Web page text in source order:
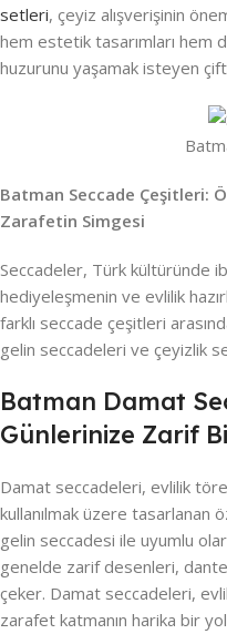
setleri, çeyiz alışverişinin
hem estetik tasarımları hem
huzurunu yaşamak isteyen
Batman Seccade Çeşitleri:
Zarafetin Simgesi
Seccadeler, Türk kültüründe
hediyeleşmenin ve evlilik
farklı seccade çeşitleri
gelin seccadeleri ve çeyizlik
Batman Damat
Günlerinize Zarif
Damat seccadeleri, evlilik
kullanılmak üzere tasarlanan
gelin seccadesi ile uyumlu
genelde zarif desenleri,
çeker. Damat seccadeleri,
zarafet katmanın harika bir